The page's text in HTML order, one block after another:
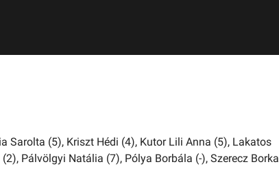
Sarolta (5), Kriszt Hédi (4), Kutor Lili Anna (5), Lakatos
(2), Pálvölgyi Natália (7), Pólya Borbála (-), Szerecz Borka